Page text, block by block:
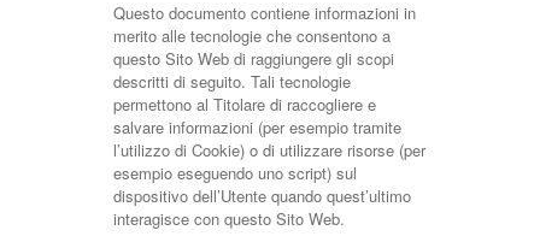
Questo documento contiene informazioni in
merito alle tecnologie che consentono a
questo Sito Web di raggiungere gli scopi
descritti di seguito. Tali tecnologie
permettono al Titolare di raccogliere e
salvare informazioni (per esempio tramite
l’utilizzo di Cookie) o di utilizzare risorse (per
esempio eseguendo uno script) sul
dispositivo dell’Utente quando quest’ultimo
interagisce con questo Sito Web.